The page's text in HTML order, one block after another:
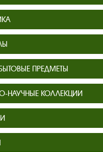
ПРЕДМЕТЫ
НАУЧНЫЕ КОЛЛЕКЦИИ